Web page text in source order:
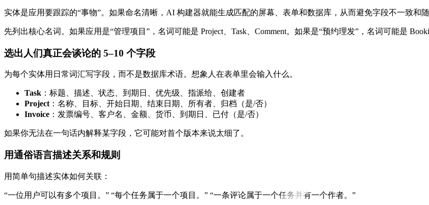
实体是应用要跟踪的“事物”。如果命名清晰，AI 构建器就能生成匹配的屏幕、表单和数据库，从而避免字段不一致和随
先列出核心名词。如果应用是“管理项目”，名词可能是 Project、Task、Comment。如果是“预约理发”，名词可能是
选出人们真正会谈论的 5–10 个字段
为每个实体用日常词汇写字段，而不是数据库术语。想象人在表单里会输入什么。
Task ：标题、描述、状态、到期日、优先级、指派给、创建者
Project ：名称、目标、开始日期、结束日期、所有者、归档（是/否）
Invoice ：发票编号、客户名、金额、货币、到期日、已付（是/否）
如果你无法在一句话内解释某字段，它可能对首个版本来说太细了。
用通俗语言描述关系和规则
用简单句描述实体如何关联：
“一位用户可以有多个项目。” “每个任务属于一个项目。” “一条评论属于一个任务并有一个作者。”